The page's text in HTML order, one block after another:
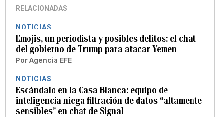
RELACIONADAS
NOTICIAS
Emojis, un periodista y posibles delitos: el chat
del gobierno de Trump para atacar Yemen
Por Agencia EFE
NOTICIAS
Escándalo en la Casa Blanca: equipo de
inteligencia niega filtración de datos “altamente
sensibles” en chat de Signal